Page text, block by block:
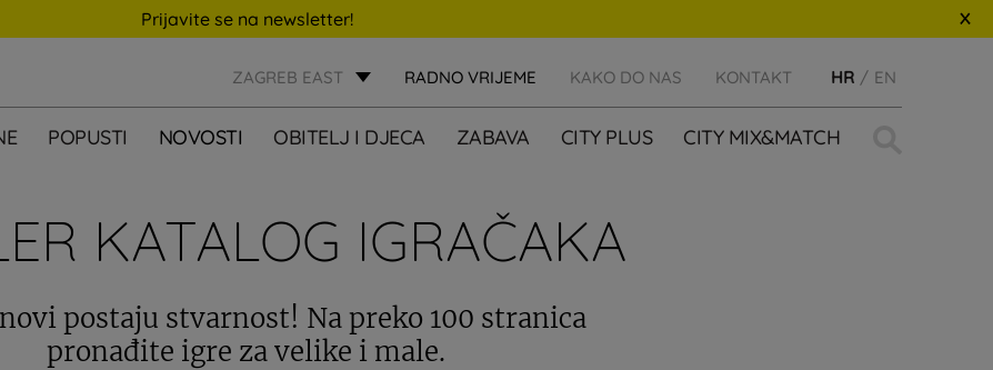
Prijavite se na newsletter!
ZAGREB EAST RADNO VRIJEME KAKO DO NAS KONTAKT HR EN
POPUSTI NOVOSTI OBITELJ I DJECA ZABAVA CITY PLUS CITY MIX&MATCH
KATALOG IGRAČAKA
postaju stvarnost! Na preko 100 stranica
pronađite igre za velike i male.